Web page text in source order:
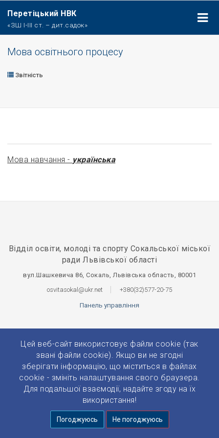
Цей веб-сайт використовує файли cookie (так
звані файли cookie). Якщо ви не згодні
зберігати інформацію, що міститься в файлах
cookie - змініть налаштування свого браузера.
Для подальшої взаємодії, надайте згоду на їх
використання!
Погоджуюсь Не погоджуюсь
Перетіцький НВК
«ЗШ І-ІІІ ст. – дит.садок»
Мова освітнього процесу
Звітність
Мова навчання - українська
Відділ освіти, молоді та спорту Сокальської міської
ради Львівської області
вул.Шашкевича 86, Сокаль, Львівська область, 80001
osvitasokal@ukr.net
+380(32)577-20-75
Панель управління
© 2026 Усі права захищено.
Розробка та підтримка: Prytulko